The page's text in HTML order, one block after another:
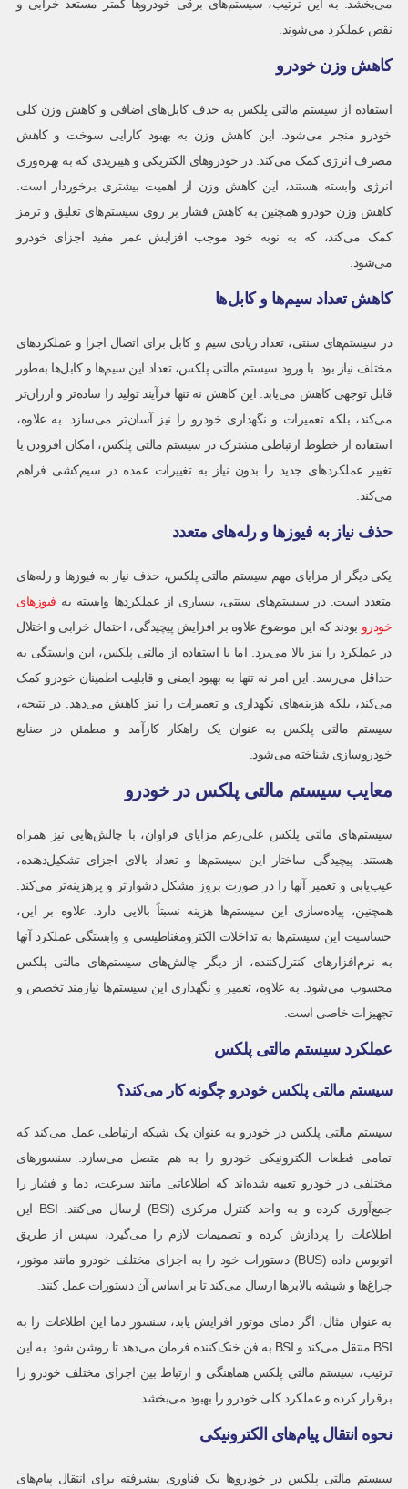
می‌بخشد. به این ترتیب، سیستم‌های برقی خودروها کمتر مستعد خرابی و
نقص عملکرد می‌شوند.
کاهش وزن خودرو
استفاده از سیستم مالتی پلکس به حذف کابل‌های اضافی و کاهش وزن کلی
خودرو منجر می‌شود. این کاهش وزن به بهبود کارایی سوخت و کاهش
مصرف انرژی کمک می‌کند. در خودروهای الکتریکی و هیبریدی که به بهره‌وری
انرژی وابسته هستند، این کاهش وزن از اهمیت بیشتری برخوردار است.
کاهش وزن خودرو همچنین به کاهش فشار بر روی سیستم‌های تعلیق و ترمز
کمک می‌کند، که به نوبه خود موجب افزایش عمر مفید اجزای خودرو
می‌شود.
کاهش تعداد سیم‌ها و کابل‌ها
در سیستم‌های سنتی، تعداد زیادی سیم و کابل برای اتصال اجزا و عملکردهای
مختلف نیاز بود. با ورود سیستم مالتی پلکس، تعداد این سیم‌ها و کابل‌ها به‌طور
قابل توجهی کاهش می‌یابد. این کاهش نه تنها فرآیند تولید را ساده‌تر و ارزان‌تر
می‌کند، بلکه تعمیرات و نگهداری خودرو را نیز آسان‌تر می‌سازد. به علاوه،
استفاده از خطوط ارتباطی مشترک در سیستم مالتی پلکس، امکان افزودن یا
تغییر عملکردهای جدید را بدون نیاز به تغییرات عمده در سیم‌کشی فراهم
می‌کند.
حذف نیاز به فیوزها و رله‌های متعدد
یکی دیگر از مزایای مهم سیستم مالتی پلکس، حذف نیاز به فیوزها و رله‌های
متعدد است. در سیستم‌های سنتی، بسیاری از عملکردها وابسته به فیوزهای
خودرو بودند که این موضوع علاوه بر افزایش پیچیدگی، احتمال خرابی و اختلال
در عملکرد را نیز بالا می‌برد. اما با استفاده از مالتی پلکس، این وابستگی به
حداقل می‌رسد. این امر نه تنها به بهبود ایمنی و قابلیت اطمینان خودرو کمک
می‌کند، بلکه هزینه‌های نگهداری و تعمیرات را نیز کاهش می‌دهد. در نتیجه،
سیستم مالتی پلکس به عنوان یک راهکار کارآمد و مطمئن در صنایع
خودروسازی شناخته می‌شود.
معایب سیستم مالتی پلکس در خودرو
سیستم‌های مالتی پلکس علی‌رغم مزایای فراوان، با چالش‌هایی نیز همراه
هستند. پیچیدگی ساختار این سیستم‌ها و تعداد بالای اجزای تشکیل‌دهنده،
عیب‌یابی و تعمیر آنها را در صورت بروز مشکل دشوارتر و پرهزینه‌تر می‌کند.
همچنین، پیاده‌سازی این سیستم‌ها هزینه نسبتاً بالایی دارد. علاوه بر این،
حساسیت این سیستم‌ها به تداخلات الکترومغناطیسی و وابستگی عملکرد آنها
به نرم‌افزارهای کنترل‌کننده، از دیگر چالش‌های سیستم‌های مالتی پلکس
محسوب می‌شود. به علاوه، تعمیر و نگهداری این سیستم‌ها نیازمند تخصص و
تجهیزات خاصی است.
عملکرد سیستم مالتی پلکس
سیستم مالتی پلکس خودرو چگونه کار می‌کند؟
سیستم مالتی پلکس در خودرو به عنوان یک شبکه ارتباطی عمل می‌کند که
تمامی قطعات الکترونیکی خودرو را به هم متصل می‌سازد. سنسورهای
مختلفی در خودرو تعبیه شده‌اند که اطلاعاتی مانند سرعت، دما و فشار را
جمع‌آوری کرده و به واحد کنترل مرکزی (BSI) ارسال می‌کنند. BSI این
اطلاعات را پردازش کرده و تصمیمات لازم را می‌گیرد، سپس از طریق
اتوبوس داده (BUS) دستورات خود را به اجزای مختلف خودرو مانند موتور،
چراغ‌ها و شیشه بالابرها ارسال می‌کند تا بر اساس آن دستورات عمل کنند.
به عنوان مثال، اگر دمای موتور افزایش یابد، سنسور دما این اطلاعات را به
BSI منتقل می‌کند و BSI به فن خنک‌کننده فرمان می‌دهد تا روشن شود. به این
ترتیب، سیستم مالتی پلکس هماهنگی و ارتباط بین اجزای مختلف خودرو را
برقرار کرده و عملکرد کلی خودرو را بهبود می‌بخشد.
نحوه انتقال پیام‌های الکترونیکی
سیستم مالتی پلکس در خودروها یک فناوری پیشرفته برای انتقال پیام‌های